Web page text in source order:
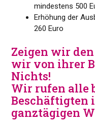
mindestens 500
Erhöhung der
260 Euro
Zeigen wir
wir von ihrer
Nichts!
Wir rufen alle
Beschäftigten
ganztägigen